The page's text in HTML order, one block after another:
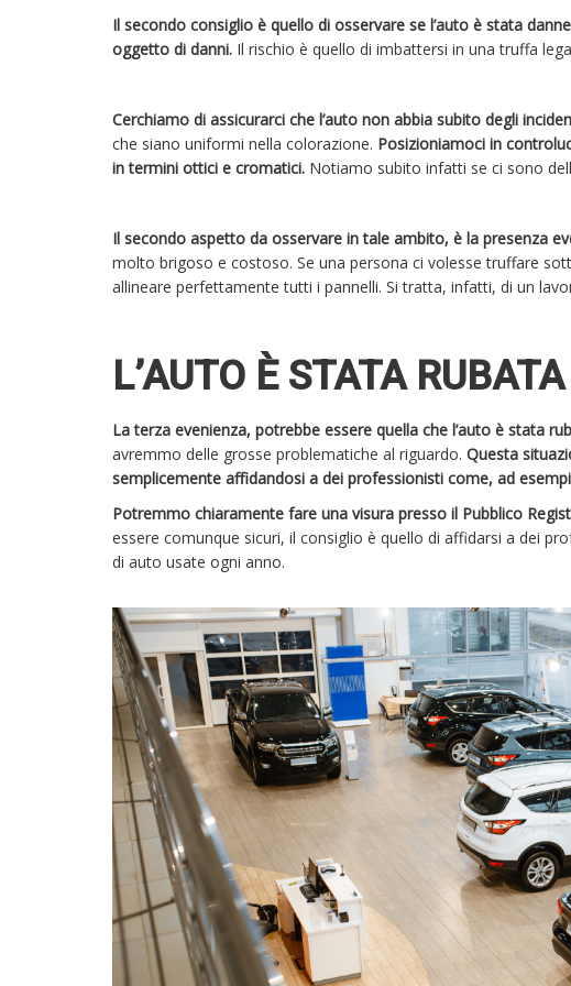
Il secondo consiglio è quello di osservare se l’auto è stata
oggetto di danni. Il rischio è quello di imbattersi in una truffa
Cerchiamo di assicurarci che l’auto non abbia subito degli
che siano uniformi nella colorazione. Posizioniamoci in
in termini ottici e cromatici. Notiamo subito infatti se ci sono
Il secondo aspetto da osservare in tale ambito, è la presenza
molto brigoso e costoso. Se una persona ci volesse truffare
allineare perfettamente tutti i pannelli. Si tratta, infatti, di un
L’AUTO È STATA RUBATA
La terza evenienza, potrebbe essere quella che l’auto è stata
avremmo delle grosse problematiche al riguardo. Questa
semplicemente affidandosi a dei professionisti come, ad
Potremmo chiaramente fare una visura presso il Pubblico
essere comunque sicuri, il consiglio è quello di affidarsi a dei
di auto usate ogni anno.